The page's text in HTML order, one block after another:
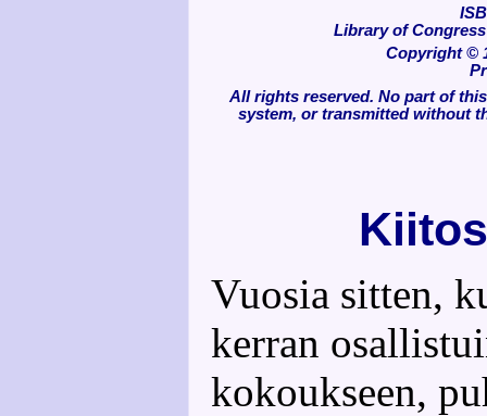
Library of
Copyright ©
All rights reserved. No part of
system, or transmitted without
Vuosia sitten,
kerran
kokoukseen,